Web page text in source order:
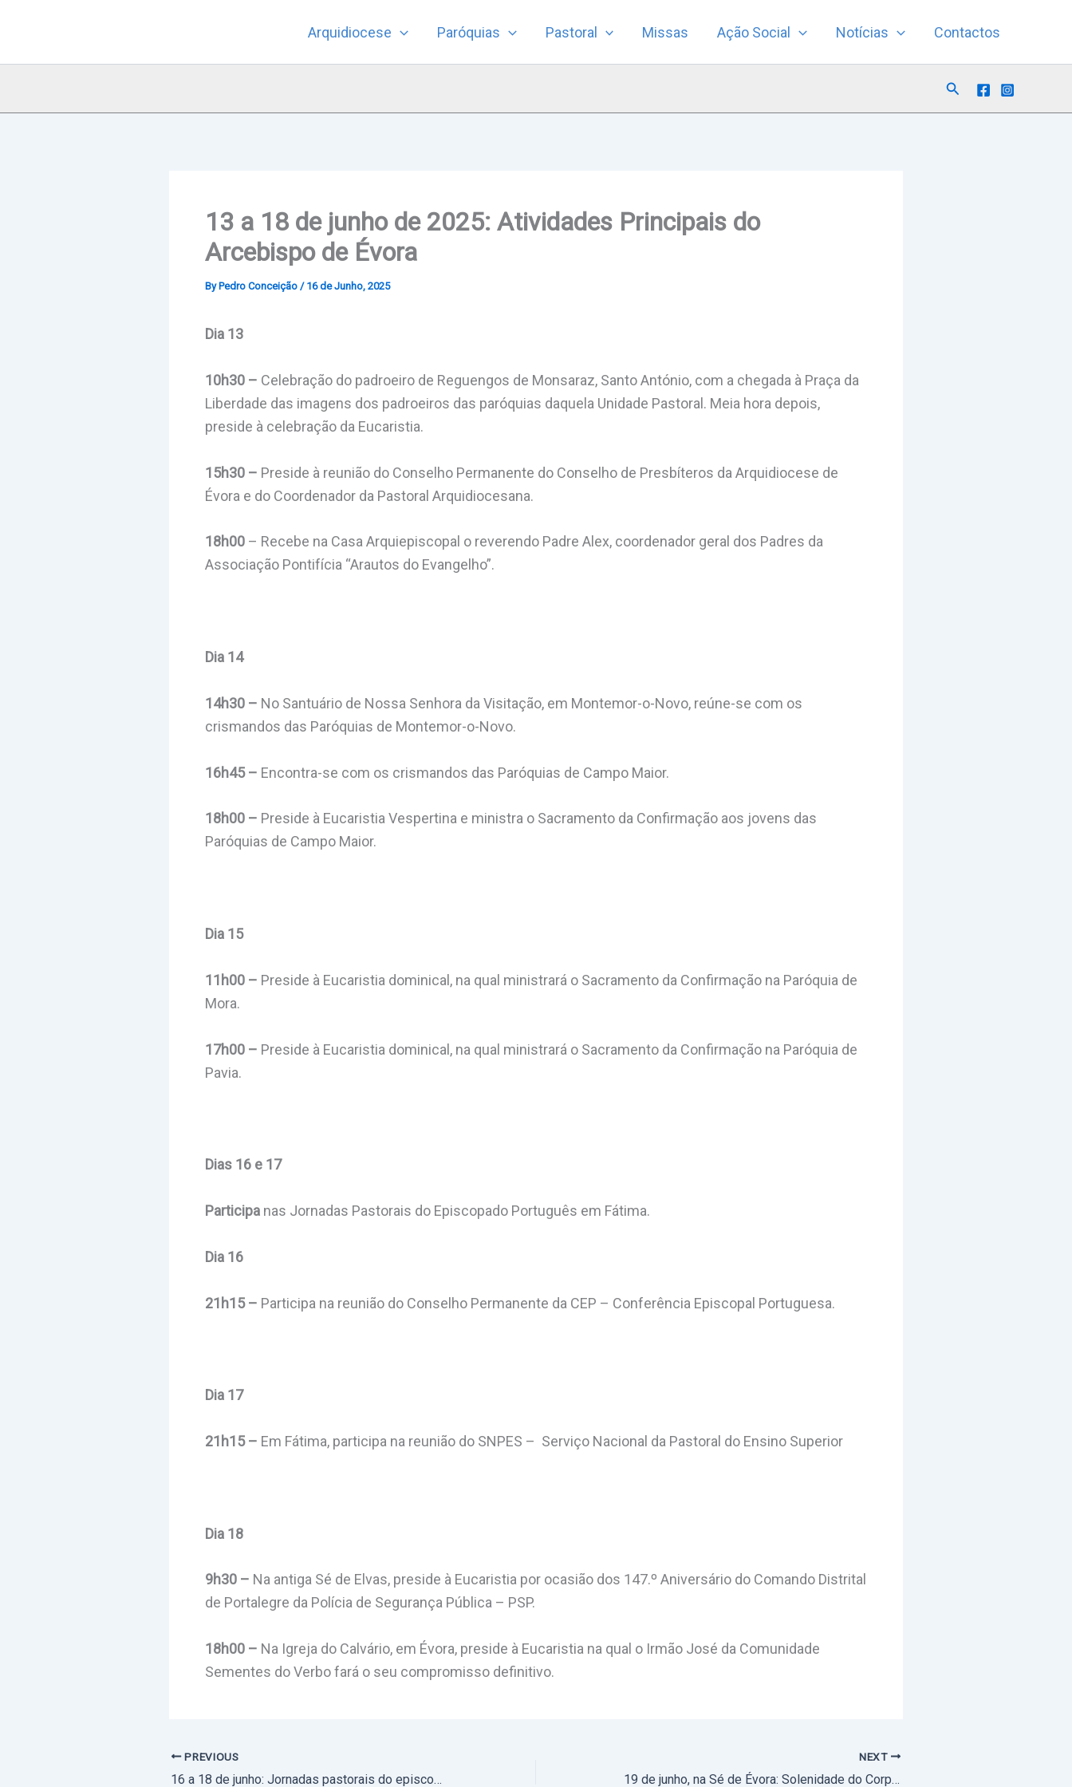
Arquidiocese Paróquias Pastoral Missas Ação Social Notícias Contactos
Search
13 a 18 de junho de 2025: Atividades Principais do
Arcebispo de Évora
By Pedro Conceição / 16 de Junho, 2025
Dia 13
10h30 – Celebração do padroeiro de Reguengos de Monsaraz, Santo António, com a chegada à Praça da
Liberdade das imagens dos padroeiros das paróquias daquela Unidade Pastoral. Meia hora depois,
preside à celebração da Eucaristia.
15h30 – Preside à reunião do Conselho Permanente do Conselho de Presbíteros da Arquidiocese de
Évora e do Coordenador da Pastoral Arquidiocesana.
18h00 – Recebe na Casa Arquiepiscopal o reverendo Padre Alex, coordenador geral dos Padres da
Associação Pontifícia “Arautos do Evangelho”.
Dia 14
14h30 – No Santuário de Nossa Senhora da Visitação, em Montemor-o-Novo, reúne-se com os
crismandos das Paróquias de Montemor-o-Novo.
16h45 – Encontra-se com os crismandos das Paróquias de Campo Maior.
18h00 – Preside à Eucaristia Vespertina e ministra o Sacramento da Confirmação aos jovens das
Paróquias de Campo Maior.
Dia 15
11h00 – Preside à Eucaristia dominical, na qual ministrará o Sacramento da Confirmação na Paróquia de
Mora.
17h00 – Preside à Eucaristia dominical, na qual ministrará o Sacramento da Confirmação na Paróquia de
Pavia.
Dias 16 e 17
Participa nas Jornadas Pastorais do Episcopado Português em Fátima.
Dia 16
21h15 – Participa na reunião do Conselho Permanente da CEP – Conferência Episcopal Portuguesa.
Dia 17
21h15 – Em Fátima, participa na reunião do SNPES – Serviço Nacional da Pastoral do Ensino Superior
Dia 18
9h30 – Na antiga Sé de Elvas, preside à Eucaristia por ocasião dos 147.º Aniversário do Comando Distrital
de Portalegre da Polícia de Segurança Pública – PSP.
18h00 – Na Igreja do Calvário, em Évora, preside à Eucaristia na qual o Irmão José da Comunidade
Sementes do Verbo fará o seu compromisso definitivo.
PREVIOUS
16 a 18 de junho: Jornadas pastorais do episcopado centradas no processo sinodal
NEXT
19 de junho, na Sé de Évora: Solenidade do Corpo de Deus